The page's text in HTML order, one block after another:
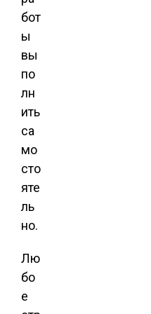
бот
ы
вы
по
лн
ить
са
мо
сто
яте
ль
но.
Лю
бо
е